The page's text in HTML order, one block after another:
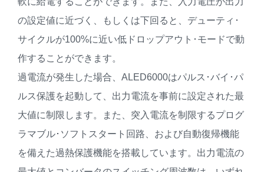
の設定値に近づく、もしくは下回ると、デューティ･
サイクルが100%に近い低ドロップアウト･モードで動
作することができます。
過電流が発生した場合、ALED6000はパルス･バイ･パ
ルス保護を起動して、出力電流を事前に設定された最
大値に制限します。また、突入電流を制限するプログ
ラマブル･ソフトスタート回路、および自動復帰機能
を備えた過熱保護機能を搭載しています。出力電流の